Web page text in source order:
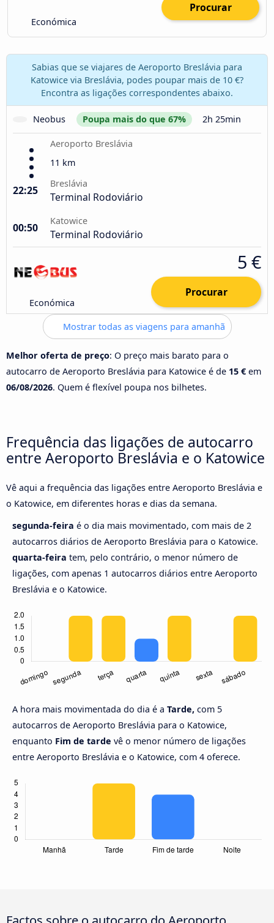
Económica
Procurar
Sabias que se viajares de Aeroporto Breslávia para
Katowice via Breslávia, podes poupar mais de 10 €?
Encontra as ligações correspondentes abaixo.
Neobus Poupa mais do que 67% 2h 25min
Aeroporto Breslávia
11 km
22:25
Breslávia
Terminal Rodoviário
00:50
Katowice
Terminal Rodoviário
Económica
5 €
Procurar
Mostrar todas as viagens para amanhã
Melhor oferta de preço: O preço mais barato para o
autocarro de Aeroporto Breslávia para Katowice é de 15 € em
06/08/2026. Quem é flexível poupa nos bilhetes.
Frequência das ligações de autocarro
entre Aeroporto Breslávia e o Katowice
Vê aqui a frequência das ligações entre Aeroporto Breslávia e
o Katowice, em diferentes horas e dias da semana.
segunda-feira é o dia mais movimentado, com mais de 2
autocarros diários de Aeroporto Breslávia para o Katowice.
quarta-feira tem, pelo contrário, o menor número de
ligações, com apenas 1 autocarros diários entre Aeroporto
Breslávia e o Katowice.
A hora mais movimentada do dia é a Tarde, com 5
autocarros de Aeroporto Breslávia para o Katowice,
enquanto Fim de tarde vê o menor número de ligações
entre Aeroporto Breslávia e o Katowice, com 4 oferece.